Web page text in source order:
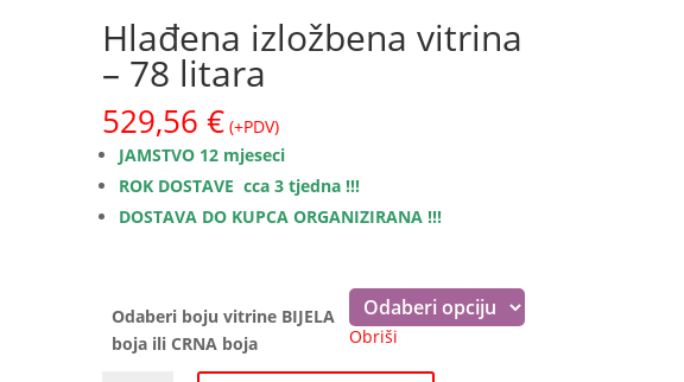
Hlađena izložbena vitrina
– 78 litara
529,56 € (+PDV)
JAMSTVO 12 mjeseci
ROK DOSTAVE cca 3 tjedna !!!
DOSTAVA DO KUPCA ORGANIZIRANA !!!
Odaberi boju vitrine BIJELA
boja ili CRNA boja
Obriši